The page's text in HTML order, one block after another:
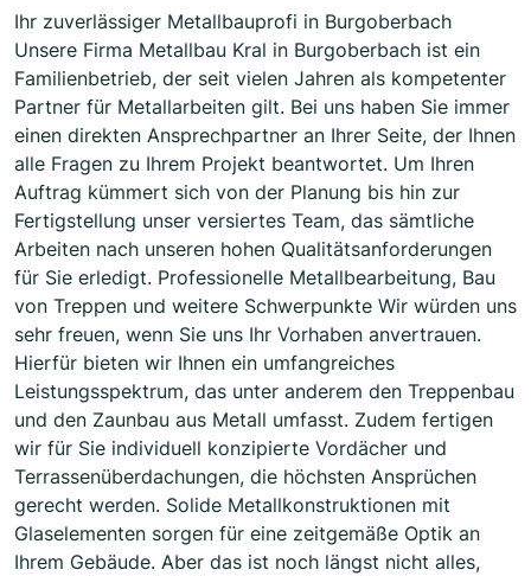
Ihr zuverlässiger Metallbauprofi in Burgoberbach
Unsere Firma Metallbau Kral in Burgoberbach ist ein
Familienbetrieb, der seit vielen Jahren als kompetenter
Partner für Metallarbeiten gilt. Bei uns haben Sie immer
einen direkten Ansprechpartner an Ihrer Seite, der Ihnen
alle Fragen zu Ihrem Projekt beantwortet. Um Ihren
Auftrag kümmert sich von der Planung bis hin zur
Fertigstellung unser versiertes Team, das sämtliche
Arbeiten nach unseren hohen Qualitätsanforderungen
für Sie erledigt. Professionelle Metallbearbeitung, Bau
von Treppen und weitere Schwerpunkte Wir würden uns
sehr freuen, wenn Sie uns Ihr Vorhaben anvertrauen.
Hierfür bieten wir Ihnen ein umfangreiches
Leistungsspektrum, das unter anderem den Treppenbau
und den Zaunbau aus Metall umfasst. Zudem fertigen
wir für Sie individuell konzipierte Vordächer und
Terrassenüberdachungen, die höchsten Ansprüchen
gerecht werden. Solide Metallkonstruktionen mit
Glaselementen sorgen für eine zeitgemäße Optik an
Ihrem Gebäude. Aber das ist noch längst nicht alles,